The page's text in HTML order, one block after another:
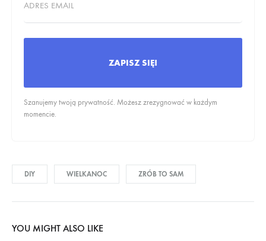
ZAPISZ SIĘ!
Szanujemy twoją prywatność. Możesz zrezygnować w każdym
momencie.
DIY WIELKANOC ZRÓB TO SAM
YOU MIGHT ALSO LIKE